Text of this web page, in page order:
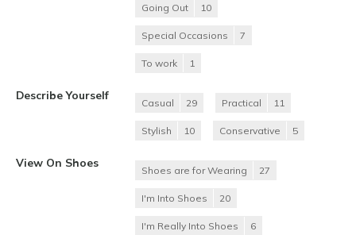
Going Out 10
Special Occasions 7
To work 1
Describe Yourself
Casual 29 Practical 11
Stylish 10 Conservative 5
View On Shoes
Shoes are for Wearing 27
I'm Into Shoes 20
I'm Really Into Shoes 6